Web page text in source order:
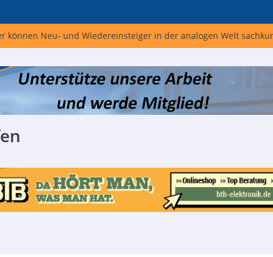
können Neu- und Wiedereinsteiger in der analogen Welt